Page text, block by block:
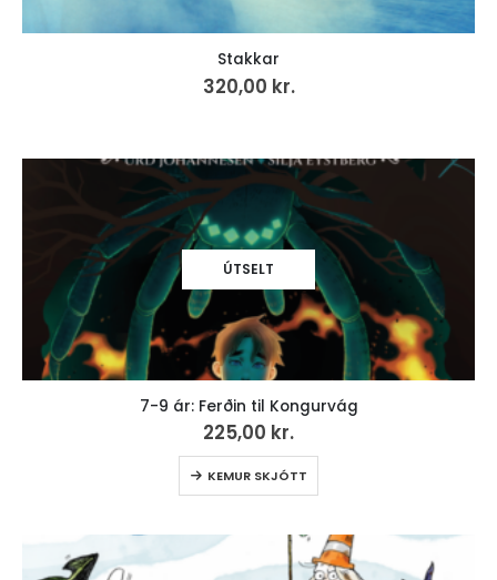
Stakkar
320,00 kr.
ÚTSELT
7-9 ár: Ferðin til Kongurvág
225,00 kr.
KEMUR SKJÓTT